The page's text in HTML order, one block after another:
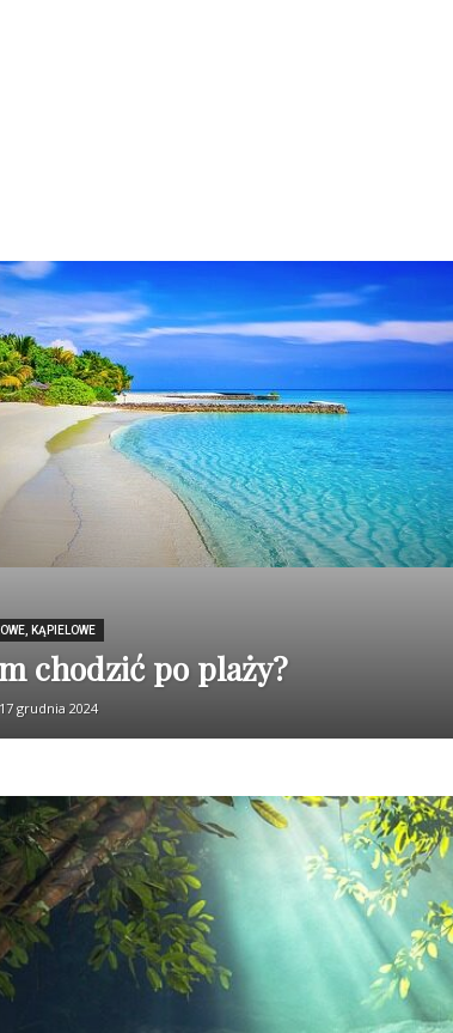
KĄPIELOWE
chodzić po plaży?
17 grudnia 2024